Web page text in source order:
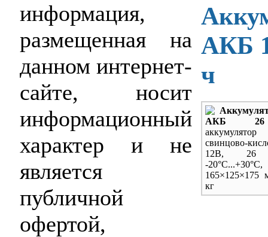
информация,
размещенная на
данном интернет-
сайте, носит
информационный
характер и не
является
публичной
офертой,
АКБ
ч
АКБ 26
аккумулятор
свинцово-
12В, 26
-20°С...+30°С,
165×125×175
кг